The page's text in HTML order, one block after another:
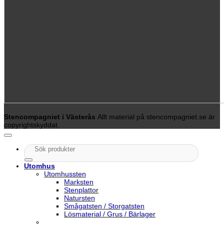
Stencompagniet i Västerås Allt material på stencompagniet.se är
copyrightskyddat.
Sök
efter:
Utomhus
Utomhussten
Marksten
Stenplattor
Natursten
Smågatsten / Storgatsten
Lösmaterial / Grus / Bärlager